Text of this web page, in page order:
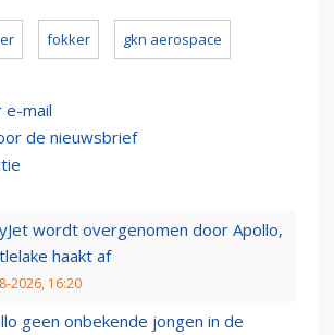
fokker gkn aerospace
e-mail
de nieuwsbrief
wordt overgenomen door Apollo,
haakt af
2026, 16:20
geen onbekende jongen in de